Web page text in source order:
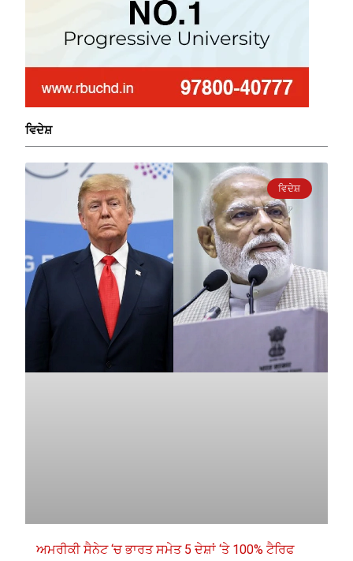
ਵਿਦੇਸ਼
ਵਿਦੇਸ਼
ਅਮਰੀਕੀ ਸੈਨੇਟ ‘ਚ ਭਾਰਤ ਸਮੇਤ 5 ਦੇਸ਼ਾਂ ‘ਤੇ 100% ਟੈਰਿਫ